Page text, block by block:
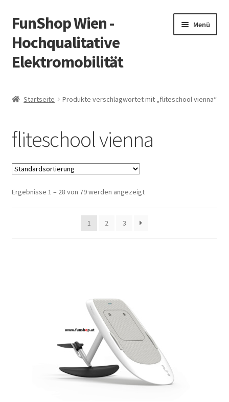
Zur
Navigation
springen
Zum
Inhalt
springen
FunShop Wien -
Hochqualitative
Elektromobilität
Menü
öffnen
Vorsicht Internetbetrug
Über FunShop
Impressum
Zum Onlineshop in der Web Version
Startseite Produkte verschlagwortet mit „fliteschool vienna“
fliteschool vienna
Ergebnisse 1 – 28 von 79 werden angezeigt
1 2 3